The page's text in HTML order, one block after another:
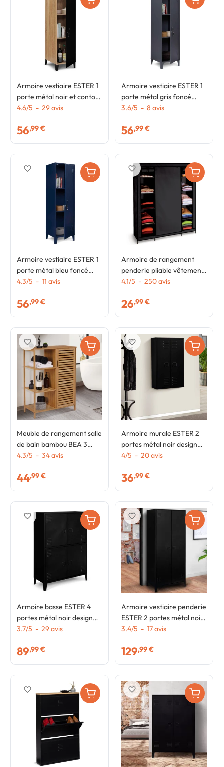
Armoire vestiaire ESTER 1
porte métal noir et contour
bois design industriel
4.6/5 - 29avis
56,99 €
Armoire vestiaire ESTER 1
porte métal gris foncé
design industriel
3.6/5 - 8 avis
56,99 €
Armoire vestiaire ESTER 1
porte métal bleu foncé
design industriel
4.3/5 - 11 avis
56,99 €
favorite_border
Armoire de rangement
penderie pliable vêtements
en tissu noir dressing XXL
4.1/5 - 250avis
26,99 €
favorite_border
Meuble de rangement salle
de bain bambou BEA 3
étagères avec placard
4.3/5 - 34avis
44,99 €
favorite_border
Armoire murale ESTER 2
portes métal noir design
industriel
4/5 - 20avis
36,99 €
favorite_border
Armoire basse ESTER 4
portes métal noir design
industriel
3.7/5 - 29avis
89,99 €
favorite_border
Armoire vestiaire penderie
ESTER 2 portes métal noir
design industriel
3.4/5 - 17avis
129,99 €
favorite_border
favorite_border favorite_border